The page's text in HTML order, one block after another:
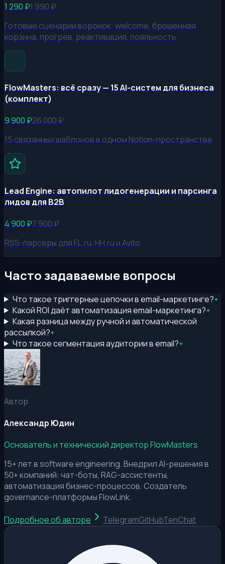
1 290 ₽1 990 ₽
Готовые сценарии воронок: welcome, брошенная
корзина, прогрев, реактивация, лояльность
FlowMasters: всё сразу — 15 AI-систем для бизнеса
(комплект)
9 900 ₽26 000 ₽
15 связанных шаблонов в одном Notion-пространстве
Lead Engine: автопилот лидогенерации и парсинга
лидов для B2B
4 900 ₽7 900 ₽
RSS-парсеры для FL.ru, HH.ru и Avito
Часто задаваемые вопросы
Что такое триггерные цепочки в email-маркетинге?+
Какой ROI даёт автоматизация email-маркетинга?+
Какая разница между ручной и автоматической
рассылкой?+
Что такое сегментация аудитории в email?+
Автор
Александр Юдин
Основатель и технический директор FlowMasters
15+ лет в software engineering. Внедрил AI-решения в
50+ компаний: чат-боты, RAG-ассистенты,
автоматизация бизнес-процессов. Создатель
governance-платформы FlowLink.
Подробное об авторе TelegramGitHubTenChat